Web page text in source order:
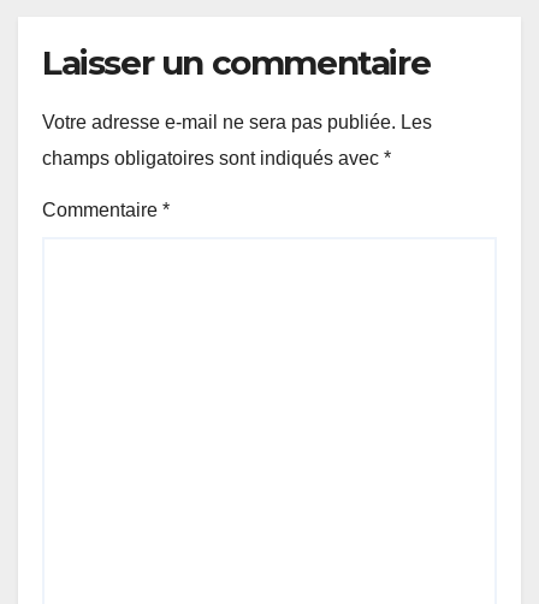
Laisser un commentaire
Votre adresse e-mail ne sera pas publiée. Les
champs obligatoires sont indiqués avec *
Commentaire *